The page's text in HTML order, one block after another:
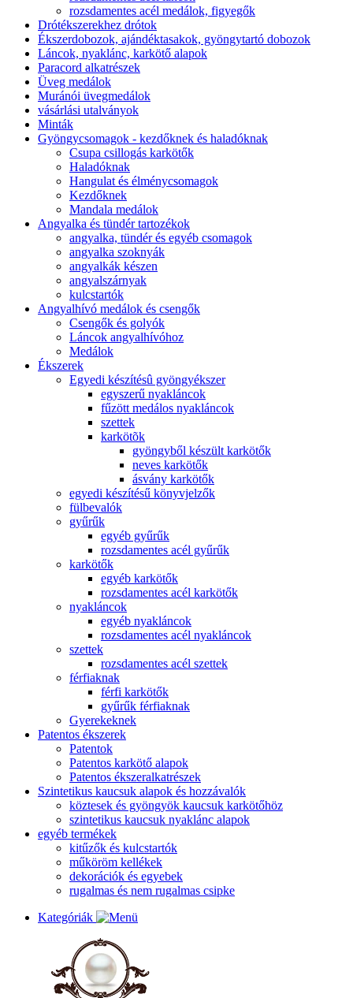
rozsdamentes acél medálok, figyegők
Drótékszerekhez drótok
Ékszerdobozok, ajándéktasakok, gyöngytartó dobozok
Láncok, nyaklánc, karkötő alapok
Paracord alkatrészek
Üveg medálok
Muránói üvegmedálok
vásárlási utalványok
Minták
Gyöngycsomagok - kezdőknek és haladóknak
Csupa csillogás karkötők
Haladóknak
Hangulat és élménycsomagok
Kezdőknek
Mandala medálok
Angyalka és tündér tartozékok
angyalka, tündér és egyéb csomagok
angyalka szoknyák
angyalkák készen
angyalszárnyak
kulcstartók
Angyalhívó medálok és csengők
Csengők és golyók
Láncok angyalhívóhoz
Medálok
Ékszerek
Egyedi készítésû gyöngyékszer
egyszerű nyakláncok
fűzött medálos nyakláncok
szettek
karkötõk
gyöngyből készült karkötők
neves karkötők
ásvány karkötők
egyedi készítésű könyvjelzők
fülbevalók
gyűrűk
egyéb gyűrűk
rozsdamentes acél gyűrűk
karkötők
egyéb karkötők
rozsdamentes acél karkötők
nyakláncok
egyéb nyakláncok
rozsdamentes acél nyakláncok
szettek
rozsdamentes acél szettek
férfiaknak
férfi karkötők
gyűrűk férfiaknak
Gyerekeknek
Patentos ékszerek
Patentok
Patentos karkötő alapok
Patentos ékszeralkatrészek
Szintetikus kaucsuk alapok és hozzávalók
köztesek és gyöngyök kaucsuk karkötőhöz
szintetikus kaucsuk nyaklánc alapok
egyéb termékek
kitűzők és kulcstartók
műköröm kellékek
dekorációk és egyebek
rugalmas és nem rugalmas csipke
Kategóriák